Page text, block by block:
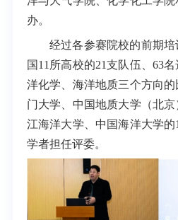
办。
经过各参赛院校的前期
国11所高校的21支队伍、63
洋化学、海洋地质三个方向
门大学、中国地质大学（北
江海洋大学、中国海洋大学
学者担任评委。